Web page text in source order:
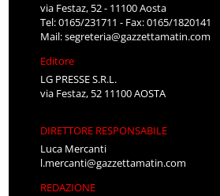
via Festaz, 52 - 11100 Aosta
Tel: 0165/231711 - Fax: 0165/1820141
Mail:segreteria@gazzettamatin.com
Editore
LG PRESSE S.R.L.
via Festaz, 52 11100 AOSTA
DIRETTORE RESPONSABILE
Luca Mercanti
l.mercanti@gazzettamatin.com
REDAZIONE